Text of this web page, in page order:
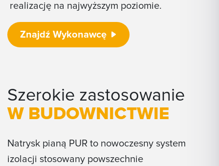
realizację na najwyższym poziomie.
Znajdź Wykonawcę
Szerokie zastosowanie
W BUDOWNICTWIE
Natrysk pianą PUR to nowoczesny system
izolacji stosowany powszechnie